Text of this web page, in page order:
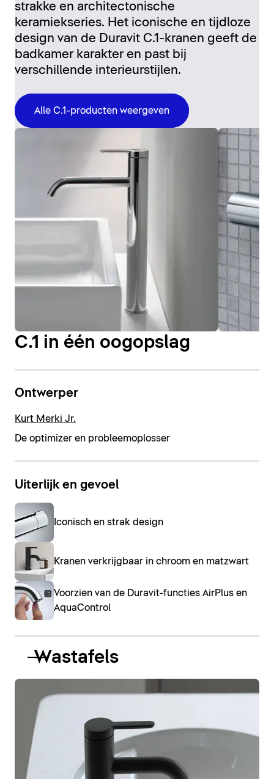
strakke en architectonische
keramiekseries. Het iconische en tijdloze
design van de Duravit C.1-kranen geeft de
badkamer karakter en past bij
verschillende interieurstijlen.
Alle C.1-producten weergeven
C.1 in één oogopslag
Ontwerper
Kurt Merki Jr.
De optimizer en probleemoplosser
Uiterlijk en gevoel
Iconisch en strak design
Kranen verkrijgbaar in chroom en matzwart
Voorzien van de Duravit-functies AirPlus en
AquaControl
Wastafels